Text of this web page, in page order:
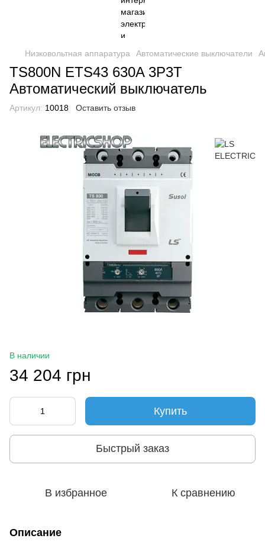
Низковольтная аппаратура Автоматические выключатели
TS800N ETS43 630A 3P3T
Автоматический выключатель
Артикул: 10018 Оставить отзыв
В наличии
34 204 грн
Купить
Быстрый заказ
В избранное К сравнению
Описание